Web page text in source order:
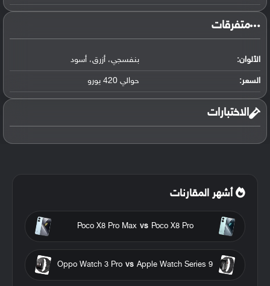
متفرقات
الألوان: بنفسجي، أزرق، أسود
السعر: حوالي 420 يورو
الاختبارات
أشهر المقارنات
Poco X8 Pro
vs
Poco X8 Pro Max
Apple Watch Series 9
vs
Oppo Watch 3 Pro